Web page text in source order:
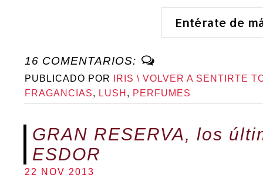
Entérate de
16 COMENTARIOS:
PUBLICADO POR
IRIS \ VOLVER A SENTIRTE
FRAGANCIAS, LUSH , PERFUMES
GRAN RESERVA, los
ESDOR
22 NOV 2013